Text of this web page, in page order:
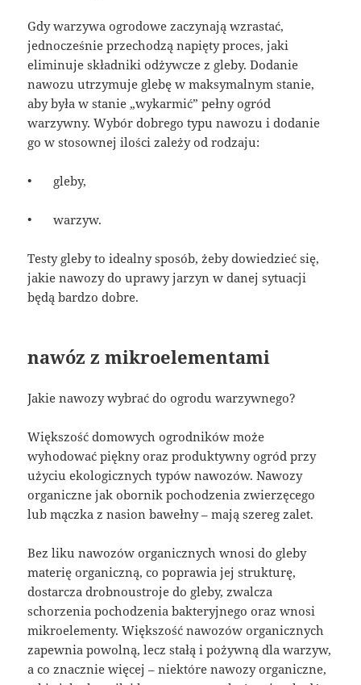
Gdy warzywa ogrodowe zaczynają wzrastać,
jednocześnie przechodzą napięty proces, jaki
eliminuje składniki odżywcze z gleby. Dodanie
nawozu utrzymuje glebę w maksymalnym stanie,
aby była w stanie „wykarmić” pełny ogród
warzywny. Wybór dobrego typu nawozu i dodanie
go w stosownej ilości zależy od rodzaju:
• gleby,
• warzyw.
Testy gleby to idealny sposób, żeby dowiedzieć się,
jakie nawozy do uprawy jarzyn w danej sytuacji
będą bardzo dobre.
nawóz z mikroelementami
Jakie nawozy wybrać do ogrodu warzywnego?
Większość domowych ogrodników może
wyhodować piękny oraz produktywny ogród przy
użyciu ekologicznych typów nawozów. Nawozy
organiczne jak obornik pochodzenia zwierzęcego
lub mączka z nasion bawełny – mają szereg zalet.
Bez liku nawozów organicznych wnosi do gleby
materię organiczną, co poprawia jej strukturę,
dostarcza drobnoustroje do gleby, zwalcza
schorzenia pochodzenia bakteryjnego oraz wnosi
mikroelementy. Większość nawozów organicznych
zapewnia powolną, lecz stałą i pożywną dla warzyw,
a co znacznie więcej – niektóre nawozy organiczne,